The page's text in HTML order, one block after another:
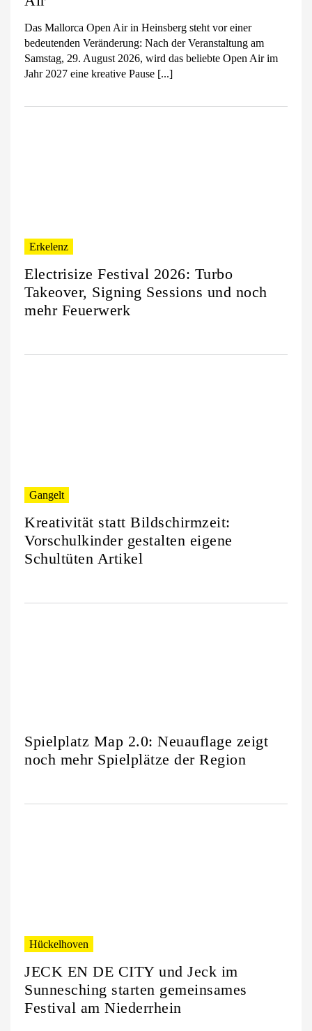
Das Mallorca Open Air in Heinsberg steht vor einer
bedeutenden Veränderung: Nach der Veranstaltung am
Samstag, 29. August 2026, wird das beliebte Open Air im
Jahr 2027 eine kreative Pause [...]
Erkelenz
Electrisize Festival 2026: Turbo
Takeover, Signing Sessions und noch
mehr Feuerwerk
Gangelt
Kreativität statt Bildschirmzeit:
Vorschulkinder gestalten eigene
Schultüten Artikel
Spielplatz Map 2.0: Neuauflage zeigt
noch mehr Spielplätze der Region
Hückelhoven
JECK EN DE CITY und Jeck im
Sunnesching starten gemeinsames
Festival am Niederrhein